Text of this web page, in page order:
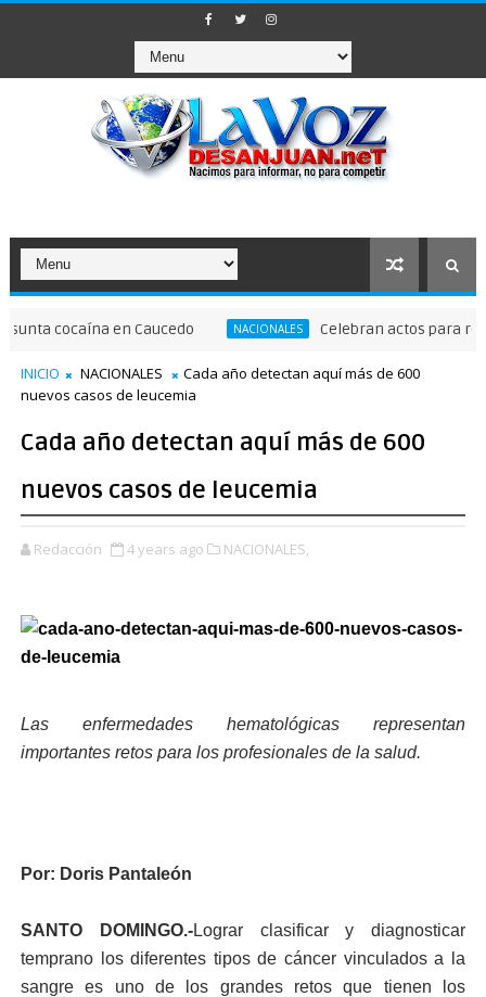
en Caucedo NACIONALES Celebran actos para recordar
INICIO NACIONALES
Cada año detectan aquí más de 600
nuevos casos de leucemia
Cada año detectan aquí más de 600
nuevos casos de leucemia
Redacción 4 years ago NACIONALES,
Las enfermedades hematológicas representan
importantes retos para los profesionales de la salud.
Por: Doris Pantaleón
SANTO DOMINGO.-Lograr clasificar y diagnosticar
temprano los diferentes tipos de cáncer vinculados a la
sangre es uno de los grandes retos que tienen los